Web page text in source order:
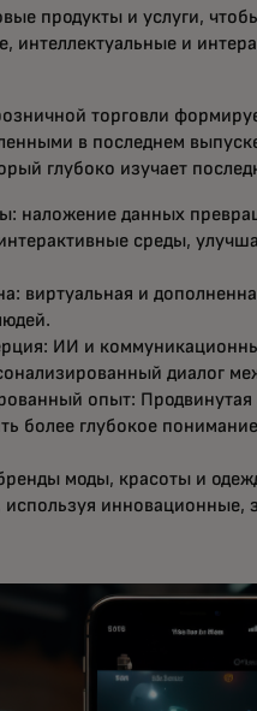
продукты и услуги,
интеллектуальные и
торговли
в последнем
глубоко изучает
наложение данных
среды,
виртуальная и
ИИ и
диалог
опыт: Продвинутая
более глубокое
моды, красоты и
инновационные,